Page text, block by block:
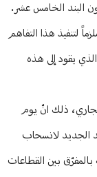
البند الخامس عشر.
لتنفيذ هذا التفاهم
وعليه ما الذي يقود إلى هذه
يستحق موعد 18 شباط الجاري، ذلك انّ يوم
الموعد الجديد لانسحاب
بالمفرّق بين القطاعات